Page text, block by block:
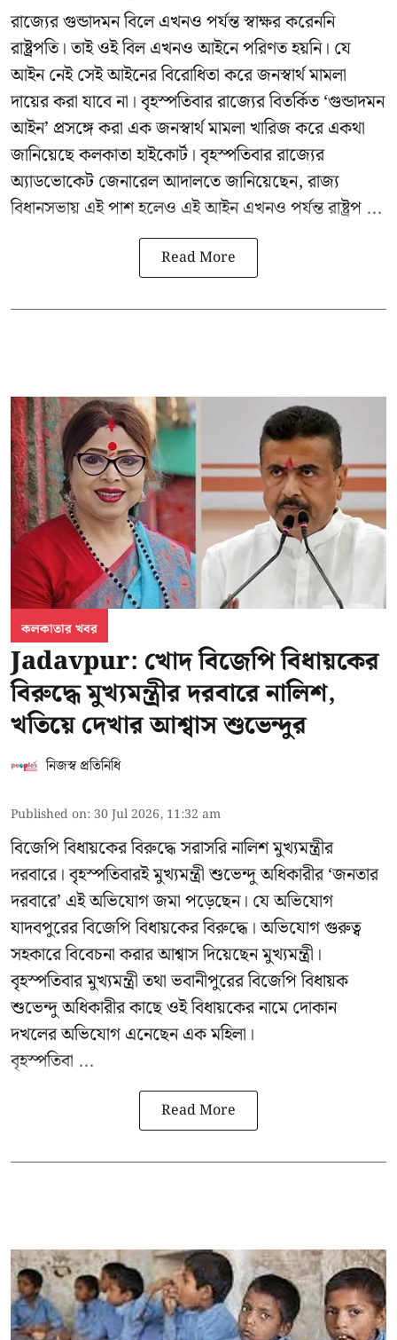
রাজ্যের গুন্ডাদমন বিলে এখনও পর্যন্ত স্বাক্ষর করেননি
রাষ্ট্রপতি। তাই ওই বিল এখনও আইনে পরিণত হয়নি। যে
আইন নেই সেই আইনের বিরোধিতা করে জনস্বার্থ মামলা
দায়ের করা যাবে না। বৃহস্পতিবার রাজ্যের বিতর্কিত ‘গুন্ডাদমন
আইন’ প্রসঙ্গে করা এক জনস্বার্থ মামলা খারিজ করে একথা
জানিয়েছে কলকাতা হাইকোর্ট। বৃহস্পতিবার রাজ্যের
অ্যাডভোকেট জেনারেল আদালতে জানিয়েছেন, রাজ্য
বিধানসভায় এই পাশ হলেও এই আইন এখনও পর্যন্ত রাষ্ট্রপ ...
Read More
কলকাতার খবর
Jadavpur: খোদ বিজেপি বিধায়কের
বিরুদ্ধে মুখ্যমন্ত্রীর দরবারে নালিশ,
খতিয়ে দেখার আশ্বাস শুভেন্দুর
নিজস্ব প্রতিনিধি
Published on: 30 Jul 2026, 11:32 am
বিজেপি বিধায়কের বিরুদ্ধে সরাসরি নালিশ মুখ্যমন্ত্রীর
দরবারে। বৃহস্পতিবারই মুখ্যমন্ত্রী শুভেন্দু অধিকারীর ‘জনতার
দরবারে’ এই অভিযোগ জমা পড়েছেন। যে অভিযোগ
যাদবপুরের বিজেপি বিধায়কের বিরুদ্ধে। অভিযোগ গুরুত্ব
সহকারে বিবেচনা করার আশ্বাস দিয়েছেন মুখ্যমন্ত্রী।
বৃহস্পতিবার মুখ্যমন্ত্রী তথা ভবানীপুরের বিজেপি বিধায়ক
শুভেন্দু অধিকারীর কাছে ওই বিধায়কের নামে দোকান
দখলের অভিযোগ এনেছেন এক মহিলা।
বৃহস্পতিবা ...
Read More